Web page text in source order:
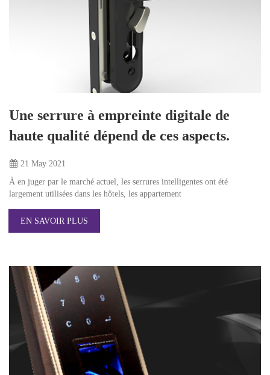
Une serrure à empreinte digitale de
haute qualité dépend de ces aspects.
21 May 2021
À en juger par le marché actuel, les serrures intelligentes ont été
largement utilisées dans les hôtels, les appartement
EN SAVOIR PLUS